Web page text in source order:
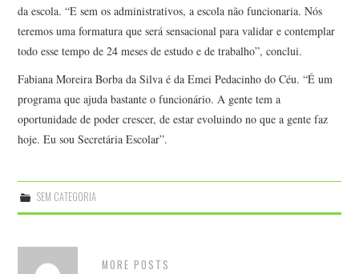
da escola. “E sem os administrativos, a escola não funcionaria. Nós
teremos uma formatura que será sensacional para validar e contemplar
todo esse tempo de 24 meses de estudo e de trabalho”, conclui.
Fabiana Moreira Borba da Silva é da Emei Pedacinho do Céu. “É um
programa que ajuda bastante o funcionário. A gente tem a
oportunidade de poder crescer, de estar evoluindo no que a gente faz
hoje. Eu sou Secretária Escolar”.
SEM CATEGORIA
MORE POSTS